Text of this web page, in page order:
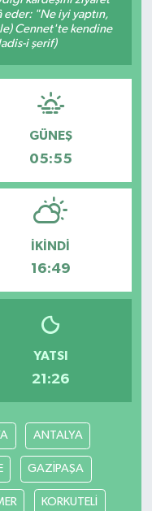
eder: "Ne iyi yaptın,
Cennet'te kendine
i şerif)
GÜNEŞ
05:55
İKINDI
16:49
YATSI
21:26
ANTALYA
GAZİPAŞA
KORKUTELİ